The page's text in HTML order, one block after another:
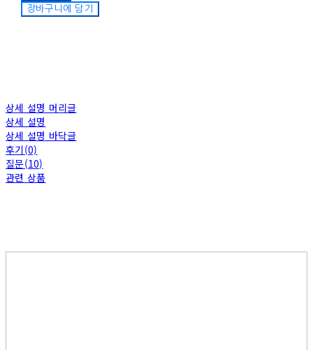
장바구니에 담기
상세 설명 머리글
상세 설명
상세 설명 바닥글
후기(0)
질문(10)
관련 상품